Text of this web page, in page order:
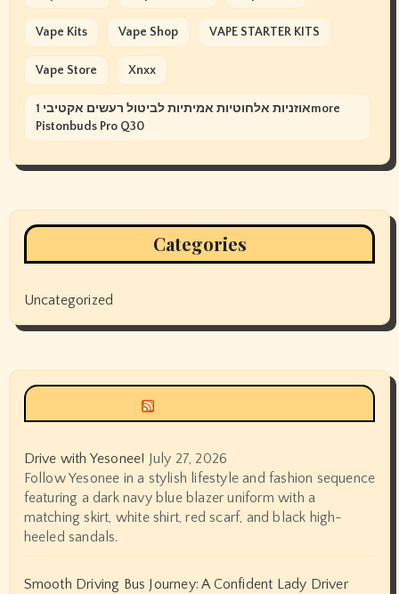
Vape Kits Vape Shop VAPE STARTER KITS
Vape Store Xnxx
אוזניות אלחוטיות אמיתיות לביטול רעשים אקטיבי 1more
Pistonbuds Pro Q30
Categories
Uncategorized
Drive with Yesonee! July 27, 2026
Follow Yesonee in a stylish lifestyle and fashion sequence
featuring a dark navy blue blazer uniform with a
matching skirt, white shirt, red scarf, and black high-
heeled sandals.
Smooth Driving Bus Journey: A Confident Lady Driver